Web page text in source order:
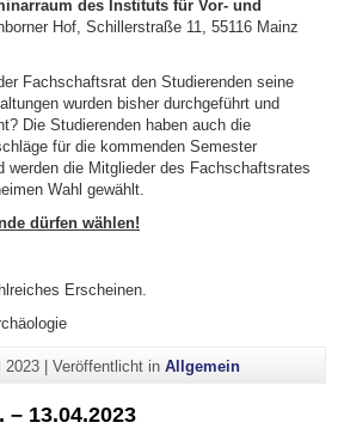
des Instituts für Vor- und
Hof, Schillerstraße 11, 55116 Mainz
Fachschaftsrat den Studierenden seine
wurden bisher durchgeführt und
Die Studierenden haben auch die
für die kommenden Semester
werden die Mitglieder des Fachschaftsrates
Wahl gewählt.
dürfen wählen!
Erscheinen.
2023| Veröffentlicht in Allgemein
– 13.04.2023